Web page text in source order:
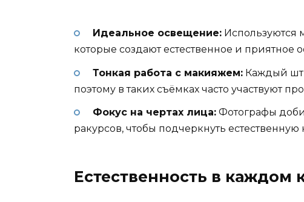
Идеальное освещение:Используются
которые создают естественное и приятное
Тонкая работа с макияжем:Каждый
поэтому в таких съёмках часто участвуют
Фокус на чертах лица:Фотографы
ракурсов, чтобы подчеркнуть естественную
Естественность в каждом